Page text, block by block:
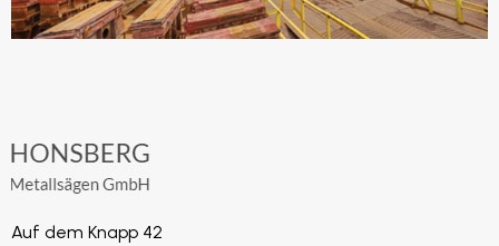
Auf dem Knapp 42